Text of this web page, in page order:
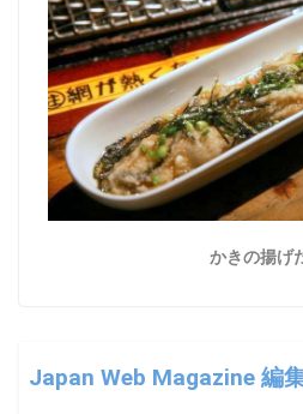
かきの揚げ
Japan Web Magazine 編